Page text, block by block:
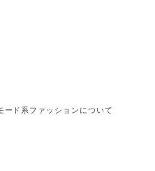
ド系ファッションについて